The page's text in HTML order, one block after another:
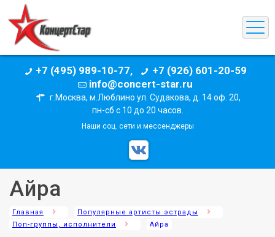
+7 (495) 989-10-77,
+7 (926) 601-20-59
info@concert-star.ru
г.Москва, м.Люблино ул. Судакова, д. 14 оф. 20,
пн-сб с 10 до 20 часов.
Наши соц. сети и мессенджеры
Айра
Главная
Популярные артисты эстрады
Поп-группы, исполнители
Айра